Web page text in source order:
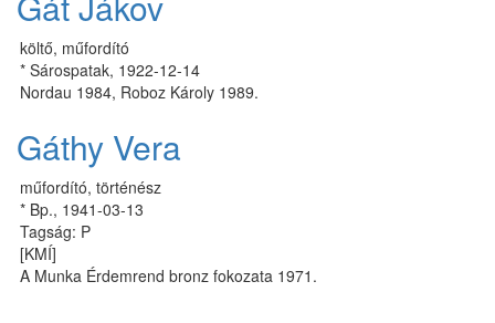
költő, műfordító
* Sárospatak, 1922-12-14
Nordau 1984, Roboz Károly 1989.
Gáthy Vera
műfordító, történész
* Bp., 1941-03-13
Tagság: P
[KMÍ]
A Munka Érdemrend bronz fokozata 1971.